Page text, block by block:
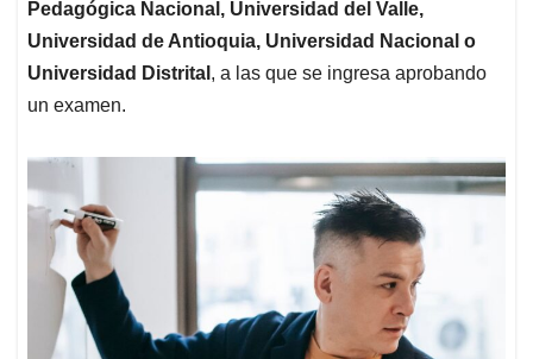
Pedagógica Nacional, Universidad del Valle,
Universidad de Antioquia, Universidad Nacional o
Universidad Distrital , a las que se ingresa aprobando
un examen.